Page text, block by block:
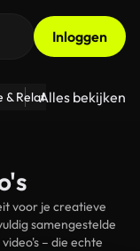
Inloggen
& Relaties - Fitness
Alles bekijken
voor je creatieve
samengestelde
– die echte